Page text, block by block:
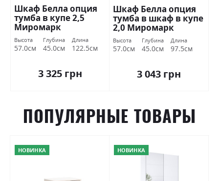
Шкаф Белла опция
тумба в купе 2,5
Миромарк
Высота
57.0см
Глубина
45.0см
Длина
122.5см
3 325 грн
Шкаф Белла опция
тумба в шкаф в купе
2,0 Миромарк
Высота
57.0см
Глубина
45.0см
Длина
97.5см
3 043 грн
ПОПУЛЯРНЫЕ ТОВАРЫ
НОВИНКА НОВИНКА